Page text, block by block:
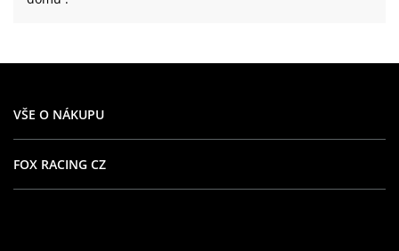
VŠE O NÁKUPU
FOX RACING CZ